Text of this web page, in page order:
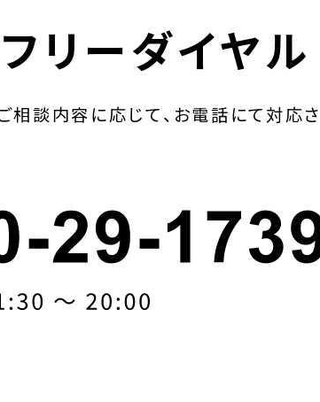
リーダイヤル
相談内容に応じて、お電話にて対応さ